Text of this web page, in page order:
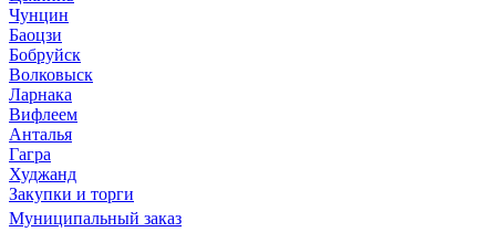
Чунцин
Баоцзи
Бобруйск
Волковыск
Ларнака
Вифлеем
Анталья
Гагра
Худжанд
Закупки и торги
Муниципальный заказ